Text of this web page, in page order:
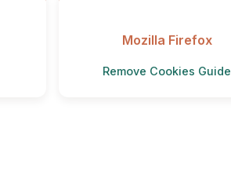
Mozilla Firefox
Remove Cookies Guide